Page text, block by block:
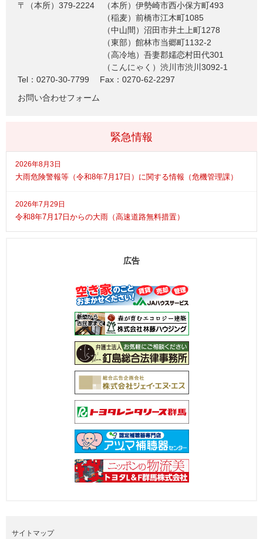
〒（本所）379-2224
（本所）伊勢崎市西小保方町493
（稲麦）前橋市江木町1085
（中山間）沼田市井土上町1278
（東部）館林市当郷町1132-2
（高冷地）吾妻郡嬬恋村田代301
（こんにゃく）渋川市渋川3092-1
Tel：0270-30-7799
Fax：0270-62-2297
お問い合わせフォーム
緊急情報
2026年8月3日
大雨危険警報等（令和8年7月17日）に関する情報（危機管理課）
2026年7月29日
令和8年7月17日からの大雨（高速道路無料措置）
広告
サイトマップ